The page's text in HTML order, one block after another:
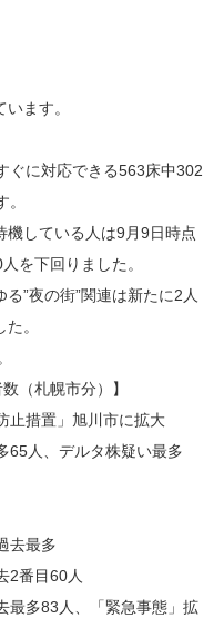
ます。
ぐに対応できる563床中302
機している人は9月9日時点
を下回りました。
”夜の街”関連は新たに2人
。
（札幌市分）】
止措置」旭川市に拡大
人、デルタ株疑い最多
去最多
2番目60人
多83人、「緊急事態」拡